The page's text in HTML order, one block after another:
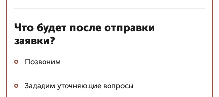
Что будет после отправки
заявки?
Позвоним
Зададим уточняющие вопросы